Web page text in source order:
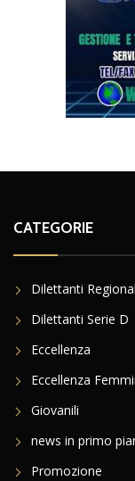
CATEGORIE
Dilettanti
Dilettanti Serie D
Eccellenza
Eccellenza
Giovanili
news in primo
Promozione